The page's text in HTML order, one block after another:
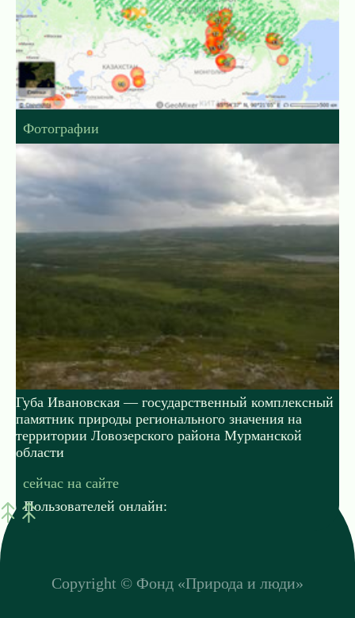
Фотографии
Губа Ивановская — государственный комплексный
памятник природы регионального значения на
территории Ловозерского района Мурманской
области
сейчас на сайте
Пользователей онлайн:
Copyright © Фонд «Природа и люди»